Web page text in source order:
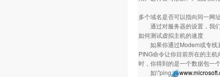
多个域名是否可以指向同一网
通过对服务器的设置，我们
如何测试虚拟主机的速度
如果你通过Modem或专线
PING命令让你目前所在的主
时，你得到的是一个数据包一
如\"ping